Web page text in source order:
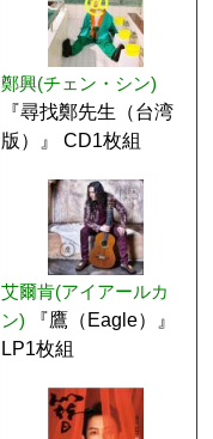
鄭興(チェン・シン)
『尋找鄭先生（台湾
版）』 CD1枚組
艾爾肯(アイアールカ
ン)
『鷹（Eagle）』
LP1枚組